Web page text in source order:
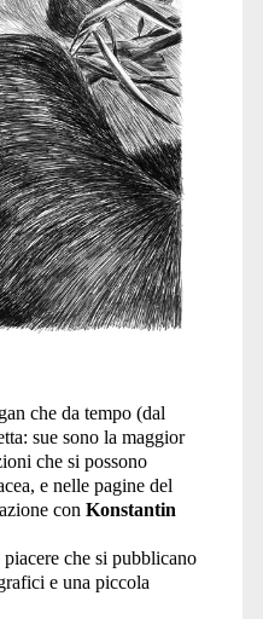
che da tempo (dal
sue sono la maggior
che si possono
e nelle pagine del
con Konstantin
che si pubblicano
e una piccola